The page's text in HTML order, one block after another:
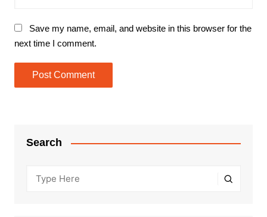
Save my name, email, and website in this browser for the
next time I comment.
Search